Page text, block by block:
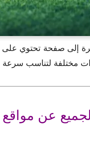
إلى صفحة تحتوي على
مختلفة لتناسب سرعة
عن